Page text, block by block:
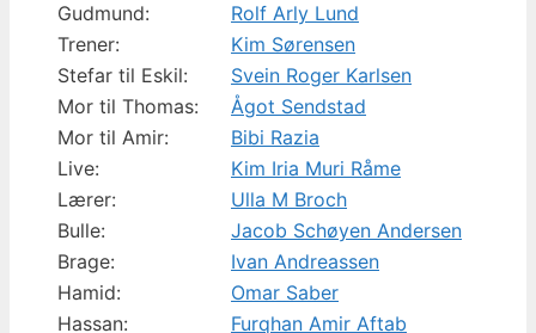
Gudmund:
Rolf Arly Lund
Trener:
Kim Sørensen
Stefar til Eskil:
Svein Roger Karlsen
Mor til Thomas:
Ågot Sendstad
Mor til Amir:
Bibi Razia
Live:
Kim Iria Muri Råme
Lærer:
Ulla M Broch
Bulle:
Jacob Schøyen Andersen
Brage:
Ivan Andreassen
Hamid:
Omar Saber
Hassan:
Furqhan Amir Aftab